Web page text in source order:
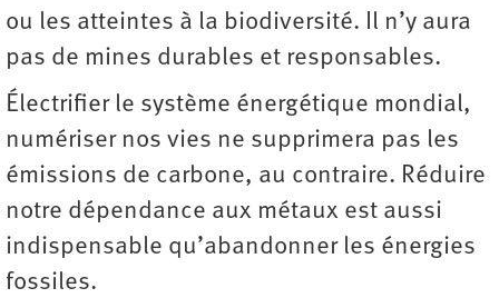
ou les atteintes à la biodiversité. Il n’y aura
pas de mines durables et responsables.
Électrifier le système énergétique mondial,
numériser nos vies ne supprimera pas les
émissions de carbone, au contraire. Réduire
notre dépendance aux métaux est aussi
indispensable ­qu’abandonner les énergies
fossiles.